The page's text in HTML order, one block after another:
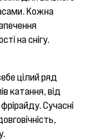
Кожна
на снігу.
цілий ряд
катання, від
Сучасні